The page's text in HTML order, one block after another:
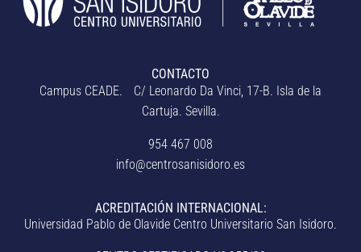
CONTACTO
Campus CEADE. C/ Leonardo Da Vinci, 17-B. Isla de la
Cartuja. Sevilla.
954 467 008
info@centrosanisidoro.es
ACREDITACIÓN INTERNACIONAL:
Universidad Pablo de Olavide Centro Universitario San Isidoro.